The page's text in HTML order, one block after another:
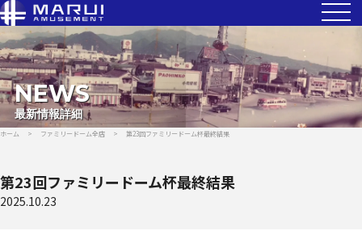
NEWS
最新情報詳細
ホーム > ファミリードーム全店 > 第23回ファミリードーム杯最終結果
第23回ファミリードーム杯最終結果
2025.10.23